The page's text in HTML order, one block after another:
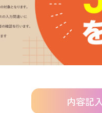
内容記入